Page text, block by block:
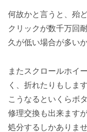
何故かと言うと、殆
クリックが数千万回
久が低い場合が多い
またスクロールホイ
く、折れたりもします
こうなるといくらボ
修理交換も出来ます
処分するしかありませ